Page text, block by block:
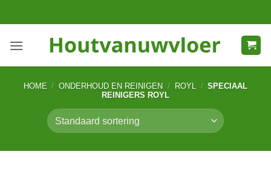
naar
HOME / ONDERHOUD EN REINIGEN / ROYL / SPECIAAL
REINIGERS ROYL